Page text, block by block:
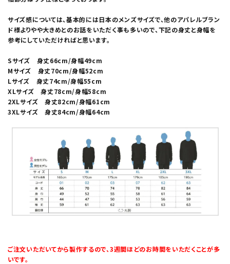
サイズ感については、基本的には日本のメンズサイズで、他のアパレルブラン
ド様よりやや大きめとのお話をいただく事も多いので、下記の身丈と身幅を
参考にしていただければと思います。
Sサイズ 身丈66cm/身幅49cm
Mサイズ 身丈70cm/身幅52cm
Lサイズ 身丈74cm/身幅55cm
XLサイズ 身丈78cm/身幅58cm
2XLサイズ 身丈82cm/身幅61cm
3XLサイズ 身丈84cm/身幅64cm
ご注文いただいてから製作するので、3週間ほどのお時間をいただくことが多
いです。